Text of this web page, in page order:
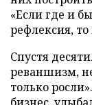
«Если где и
рефлексия, то
Спустя
реваншизм,
только